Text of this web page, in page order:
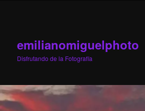
emilianomiguelphoto
Disfrutando de la Fotografía